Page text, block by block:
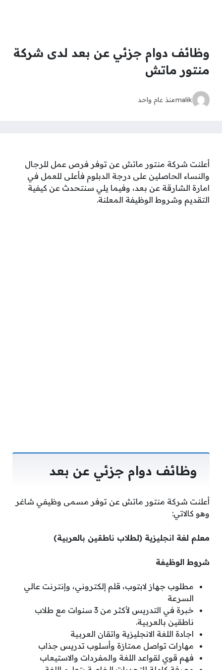
وظائف دوام جزئي عن بعد لدى شركة
منتور ماتش
malikمنذ عام واحد
أعلنت شركة منتور ماتش عن توفر فرص عمل للرجال
والنساء الحاصلين على درجة الدبلوم فأعلى للعمل في
امارة الشارقة عن بعد، وفيما يلي سنتحدث عن كيفية
التقديم وشروط الوظيفة المعلنة.
وظائف دوام جزئي عن بعد
أعلنت شركة منتور ماتش عن توفر مسمى وظيفي شاغر
وهو كالاتي:
معلم لغة انجليزية (لطلاب ناطقين بالعربية)
شروط الوظيفة
مطلوب جهاز لابتوب، قلم إلكتروني، وإنترنت عالي
السرعة
خبرة في التدريس لأكثر من 3 سنوات مع طلاب
ناطقين بالعربية.
اجادة اللغة الانجليزية واتقان العربية
مهارات تواصل ممتازة وأسلوب تدريس جذاب
فهم قوي لقواعد اللغة والمفردات والاستيعاب